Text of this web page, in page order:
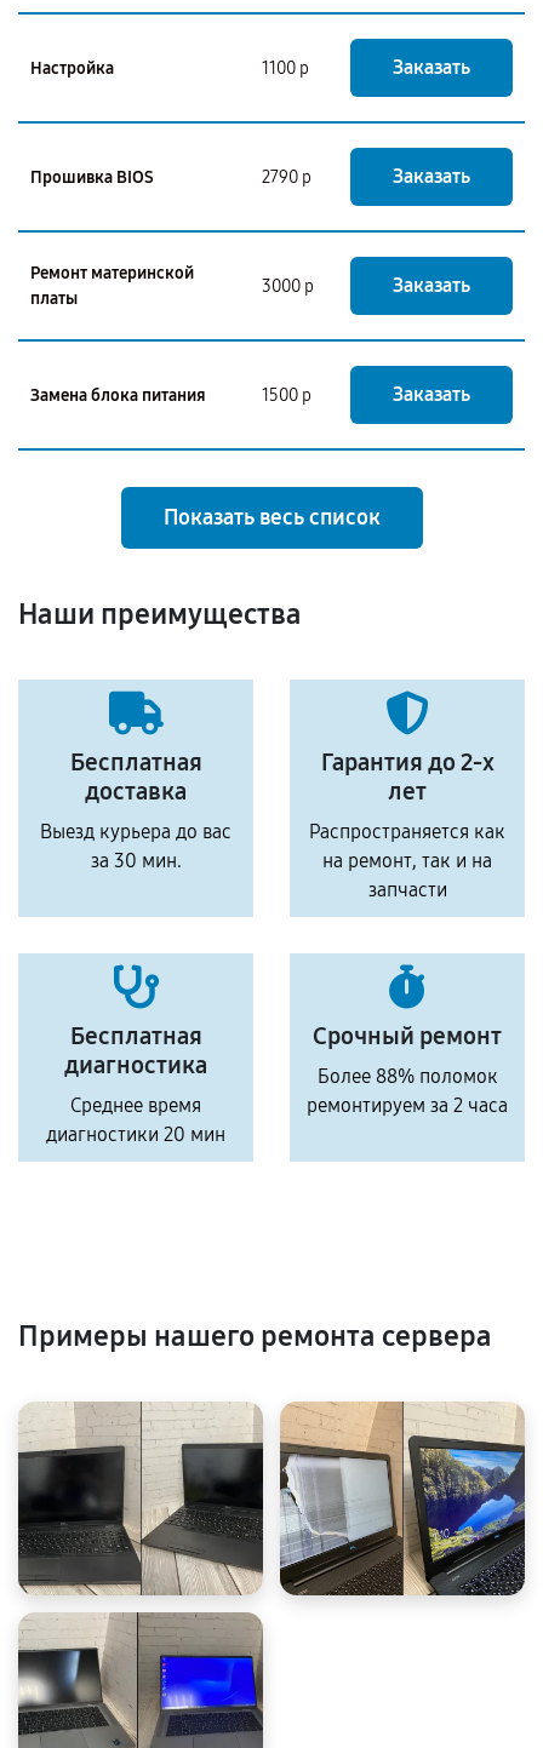
Настройка 1100 р Заказать
Прошивка BIOS 2790 р Заказать
Ремонт материнской
платы
3000 р Заказать
Замена блока питания 1500 р Заказать
Показать весь список
Наши преимущества
Бесплатная
доставка
Выезд курьера до вас
за 30 мин.
Гарантия до 2-х
лет
Распространяется как
на ремонт, так и на
запчасти
Бесплатная
диагностика
Среднее время
диагностики 20 мин
Срочный ремонт
Более 88% поломок
ремонтируем за 2 часа
Примеры нашего ремонта сервера